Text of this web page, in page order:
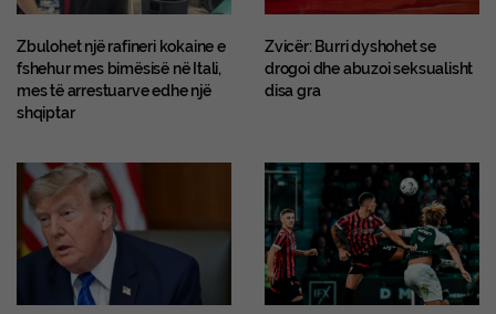
Zbulohet një rafineri kokaine e
fshehur mes bimësisë në Itali,
mes të arrestuarve edhe një
shqiptar
Zvicër: Burri dyshohet se
drogoi dhe abuzoi seksualisht
disa gra